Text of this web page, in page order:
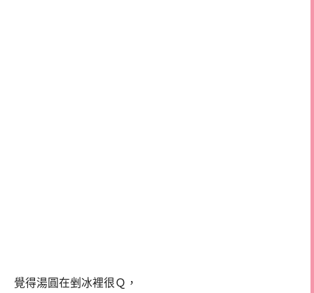
覺得湯圓在剉冰裡很Ｑ，